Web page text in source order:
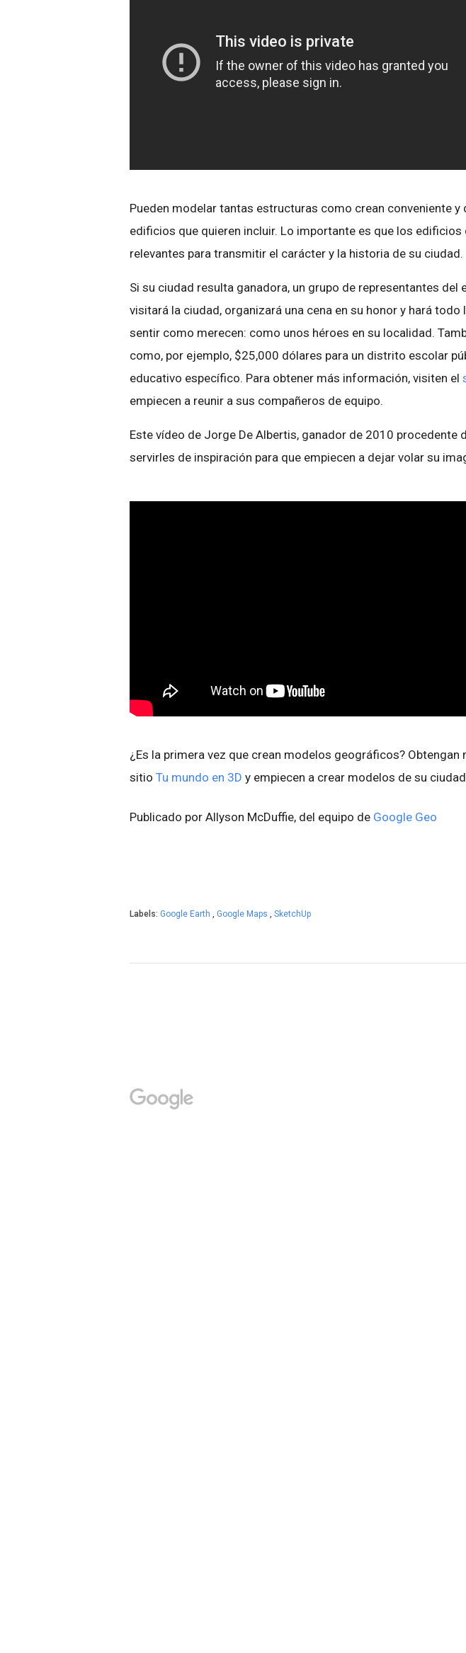
Pueden modelar tantas estructuras como crean conveniente
edificios que quieren incluir. Lo importante es que los edificios
relevantes para transmitir el carácter y la historia de su ciudad.
Si su ciudad resulta ganadora, un grupo de representantes del
visitará la ciudad, organizará una cena en su honor y hará todo
sentir como merecen: como unos héroes en su localidad.
como, por ejemplo, $25,000 dólares para un distrito escolar
educativo específico. Para obtener más información, visiten el
empiecen a reunir a sus compañeros de equipo.
Este vídeo de Jorge De Albertis, ganador de 2010 procedente
servirles de inspiración para que empiecen a dejar volar su
¿Es la primera vez que crean modelos geográficos? Obtengan
sitio Tu mundo en 3D y empiecen a crear modelos de su
Publicado por Allyson McDuffie, del equipo de Google Geo
Labels: Google Earth , Google Maps , SketchUp